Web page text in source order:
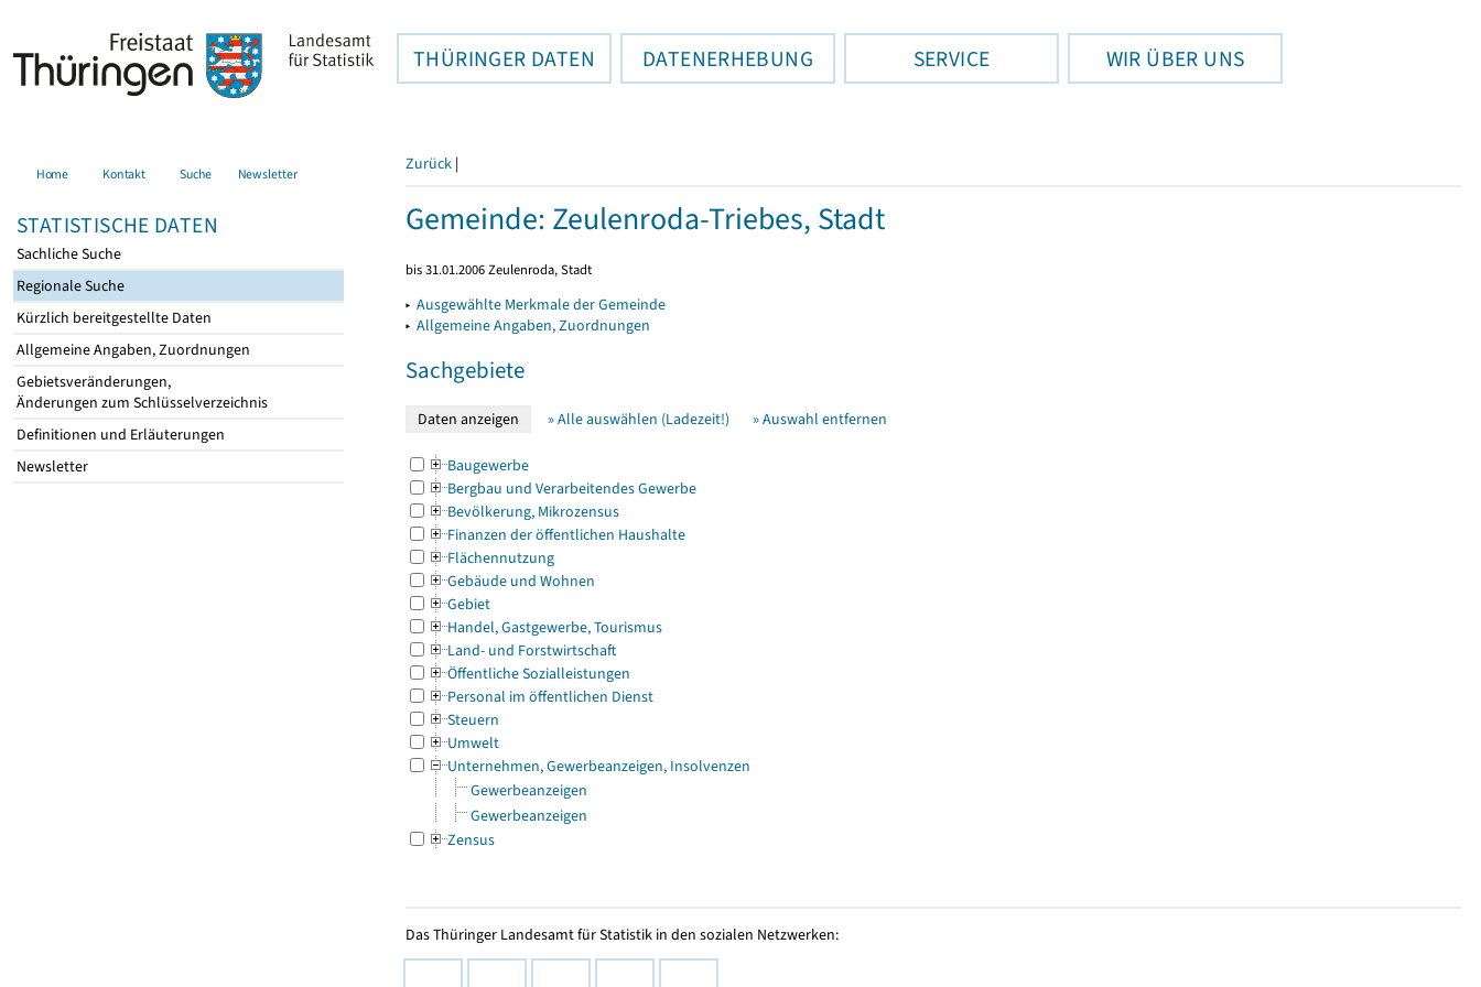
THÜRINGER DATEN DATENERHEBUNG SERVICE WIR ÜBER UNS
Home Kontakt Suche Newsletter
STATISTISCHE DATEN
Sachliche Suche
Regionale Suche
Kürzlich bereitgestellte Daten
Allgemeine Angaben, Zuordnungen
Gebietsveränderungen,
Änderungen zum Schlüsselverzeichnis
Definitionen und Erläuterungen
Newsletter
Zurück |
Gemeinde: Zeulenroda-Triebes, Stadt
bis 31.01.2006 Zeulenroda, Stadt
▸ Ausgewählte Merkmale der Gemeinde
▸ Allgemeine Angaben, Zuordnungen
Sachgebiete
» Alle auswählen (Ladezeit!) » Auswahl entfernen
Baugewerbe
Bergbau und Verarbeitendes Gewerbe
Bevölkerung, Mikrozensus
Finanzen der öffentlichen Haushalte
Flächennutzung
Gebäude und Wohnen
Gebiet
Handel, Gastgewerbe, Tourismus
Land- und Forstwirtschaft
Öffentliche Sozialleistungen
Personal im öffentlichen Dienst
Steuern
Umwelt
Unternehmen, Gewerbeanzeigen, Insolvenzen
Gewerbeanzeigen
Gewerbeanzeigen
Zensus
Das Thüringer Landesamt für Statistik in den sozialen Netzwerken: